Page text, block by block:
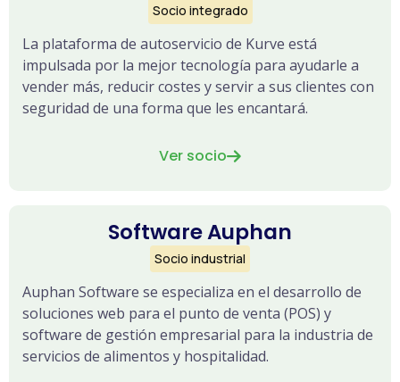
Socio integrado
La plataforma de autoservicio de Kurve está
impulsada por la mejor tecnología para ayudarle a
vender más, reducir costes y servir a sus clientes con
seguridad de una forma que les encantará.
Ver socio
Software Auphan
Socio industrial
Auphan Software se especializa en el desarrollo de
soluciones web para el punto de venta (POS) y
software de gestión empresarial para la industria de
servicios de alimentos y hospitalidad.